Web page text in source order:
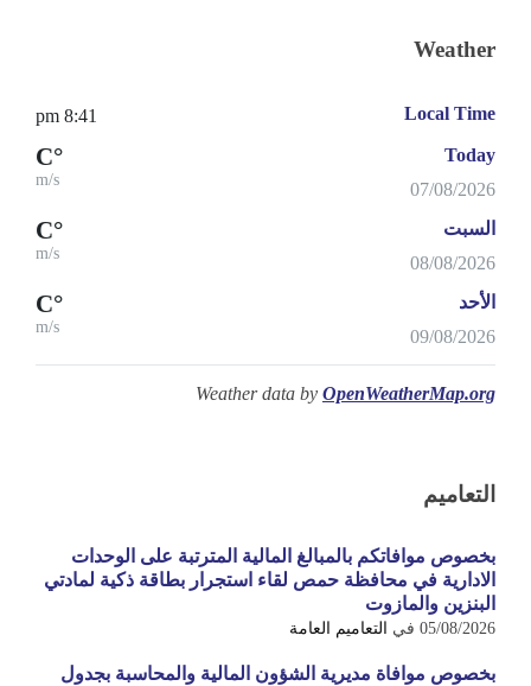
Weather
Local Time
8:41 pm
Today
07/08/2026
°C
m/s
السبت
08/08/2026
°C
m/s
الأحد
09/08/2026
°C
m/s
Weather data by OpenWeatherMap.org
التعاميم
بخصوص موافاتكم بالمبالغ المالية المترتبة على الوحدات
الادارية في محافظة حمص لقاء استجرار بطاقة ذكية لمادتي
البنزين والمازوت
05/08/2026 في التعاميم العامة
بخصوص موافاة مديرية الشؤون المالية والمحاسبة بجدول